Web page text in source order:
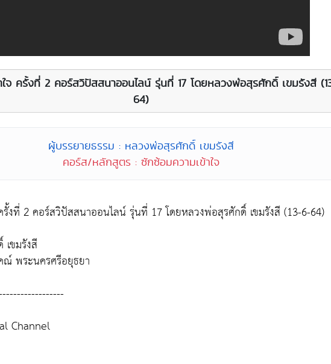
ใจ ครั้งที่ 2 คอร์สวิปัสสนาออนไลน์ รุ่นที่ 17 โดยหลวงพ่อสุรศักดิ์ เขมรังสี
64)
ผู้บรรยายธรรม : หลวงพ่อสุรศักดิ์ เขมรังสี
คอร์ส/หลักสูตร : ซักซ้อมความเข้าใจ
รั้งที่ 2 คอร์สวิปัสสนาออนไลน์ รุ่นที่ 17 โดยหลวงพ่อสุรศักดิ์ เขมรังสี (13-6-64)
ขมรังสี
ณ์ พระนครศรีอยุธยา
Channel